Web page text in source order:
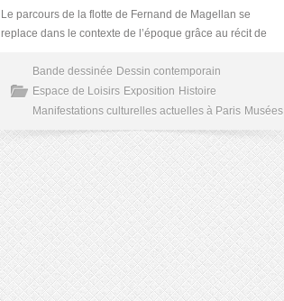
Le parcours de la flotte de Fernand de Magellan se
replace dans le contexte de l’époque grâce au récit de
Bande dessinée Dessin contemporain
Espace de Loisirs Exposition Histoire
Manifestations culturelles actuelles à Paris Musées